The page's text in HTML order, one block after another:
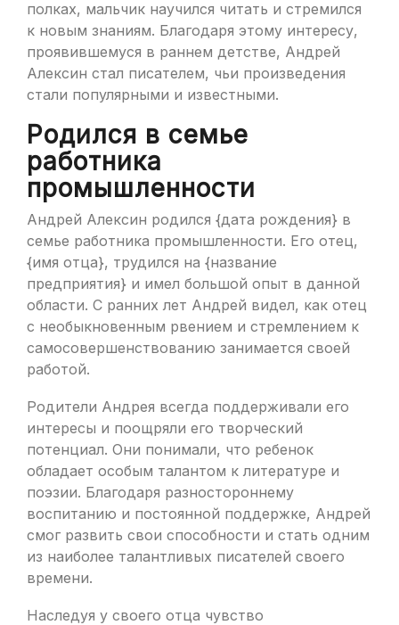
полках, мальчик научился читать и стремился
к новым знаниям. Благодаря этому интересу,
проявившемуся в раннем детстве, Андрей
Алексин стал писателем, чьи произведения
стали популярными и известными.
Родился в семье
работника
промышленности
Андрей Алексин родился {дата рождения} в
семье работника промышленности. Его отец,
{имя отца}, трудился на {название
предприятия} и имел большой опыт в данной
области. С ранних лет Андрей видел, как отец
с необыкновенным рвением и стремлением к
самосовершенствованию занимается своей
работой.
Родители Андрея всегда поддерживали его
интересы и поощряли его творческий
потенциал. Они понимали, что ребенок
обладает особым талантом к литературе и
поэзии. Благодаря разностороннему
воспитанию и постоянной поддержке, Андрей
смог развить свои способности и стать одним
из наиболее талантливых писателей своего
времени.
Наследуя у своего отца чувство